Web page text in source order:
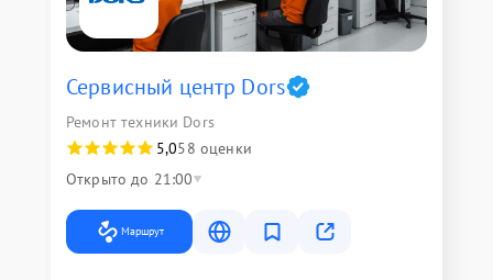
Сервисный центр Dors
Ремонт техники Dors
5,058 оценки
Открыто до 21:00
Маршрут